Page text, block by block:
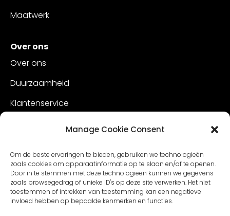
Manage Cookie Consent
Om de beste ervaringen te bieden, gebruiken we technologieën
zoals cookies om apparaatinformatie op te slaan en/of te openen.
Door in te stemmen met deze technologieën kunnen we gegevens
zoals browsegedrag of unieke ID's op deze site verwerken. Het niet
toestemmen of intrekken van toestemming kan een negatieve
invloed hebben op bepaalde kenmerken en functies.
Maatwerk
Over ons
Over ons
Duurzaamheid
Klantenservice